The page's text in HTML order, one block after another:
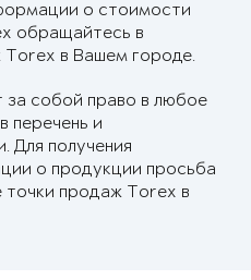
о стоимости
обращайтесь в
в Вашем городе.
за собой право в любое
перечень и
Для получения
о продукции просьба
продаж Torex в